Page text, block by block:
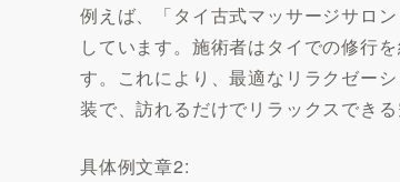
例えば、「タイ古式マッサージサロ
しています。施術者はタイでの修行
す。これにより、最適なリラクゼー
装で、訪れるだけでリラックスできる
具体例文章2: